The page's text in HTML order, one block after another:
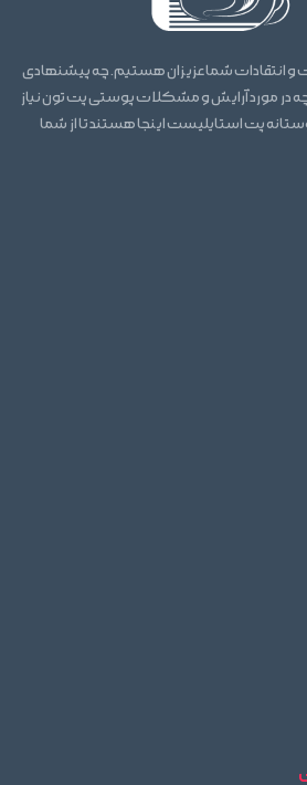
و انتقادات شما عزیزان هستیم. چه پیشنهادی
چه در مورد آرایش و مشکلات پوستی پت تون نیاز
پت استایلیست اینجا هستند تا از شما